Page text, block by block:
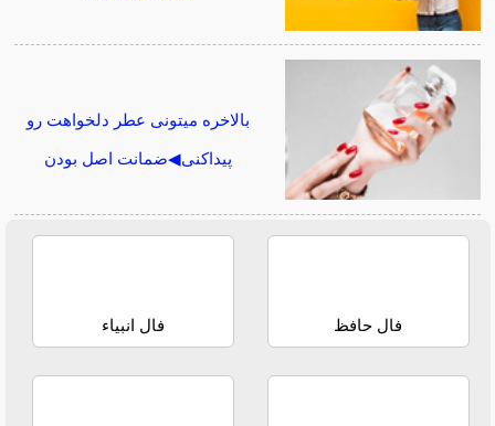
بالاخره میتونی عطر دلخواهت رو
پیداکنی◀ضمانت اصل بودن
فال حافظ فال انبیاء